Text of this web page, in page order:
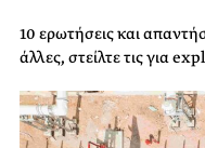
10 ερωτήσεις και
άλλες, στείλτε τις για